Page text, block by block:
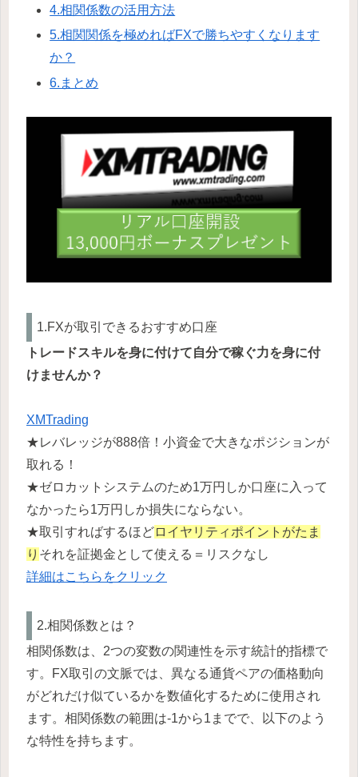
4.相関係数の活用方法
5.相関関係を極めればFXで勝ちやすくなります
か？
6.まとめ
1.FXが取引できるおすすめ口座
トレードスキルを身に付けて自分で稼ぐ力を身に付
けませんか？
XMTrading
★レバレッジが888倍！小資金で大きなポジションが
取れる！
★ゼロカットシステムのため1万円しか口座に入って
なかったら1万円しか損失にならない。
★取引すればするほどロイヤリティポイントがたま
り それを証拠金として使える＝リスクなし
詳細はこちらをクリック
2.相関係数とは？
相関係数は、2つの変数の関連性を示す統計的指標で
す。FX取引の文脈では、異なる通貨ペアの価格動向
がどれだけ似ているかを数値化するために使用され
ます。相関係数の範囲は-1から1までで、以下のよう
な特性を持ちます。